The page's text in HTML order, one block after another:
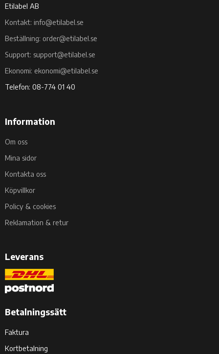
Etilabel AB
Kontakt: info@etilabel.se
Beställning: order@etilabel.se
Support: support@etilabel.se
Ekonomi: ekonomi@etilabel.se
Telefon: 08-774 01 40
Information
Om oss
Mina sidor
Kontakta oss
Köpvillkor
Policy & cookies
Reklamation & retur
Leverans
Betalningssätt
Faktura
Kortbetalning